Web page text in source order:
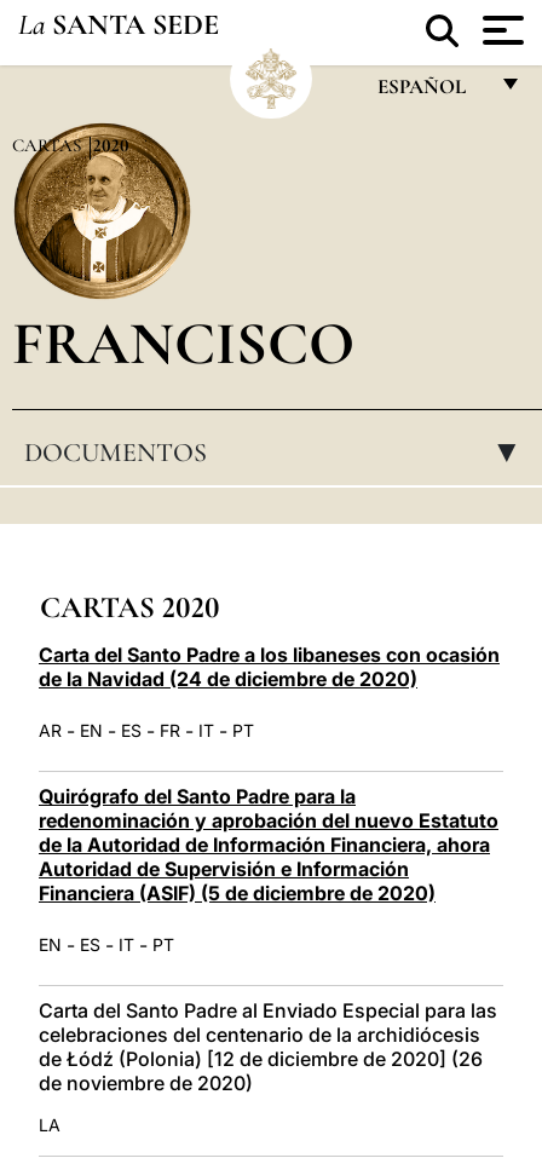
La SANTA SEDE
ESPAÑOL
POLSKI
CARTAS 2020
FRANCISCO
DOCUMENTOS ▸
CARTAS 2020
Carta del Santo Padre a los libaneses con ocasión
de la Navidad (24 de diciembre de 2020)
AR - EN - ES - FR - IT - PT
Quirógrafo del Santo Padre para la
redenominación y aprobación del nuevo Estatuto
de la Autoridad de Información Financiera, ahora
Autoridad de Supervisión e Información
Financiera (ASIF) (5 de diciembre de 2020)
EN - ES - IT - PT
Carta del Santo Padre al Enviado Especial para las
celebraciones del centenario de la archidiócesis
de Łódź (Polonia) [12 de diciembre de 2020] (26
de noviembre de 2020)
LA